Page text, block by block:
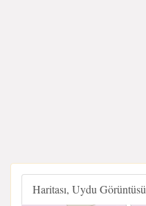
Haritası, Uydu Görüntüsü